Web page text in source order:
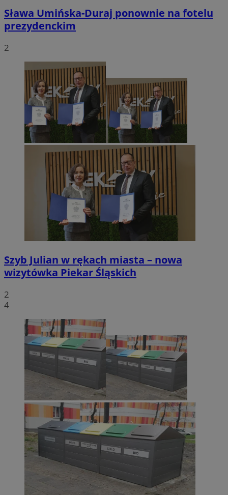
Sława Umińska-Duraj ponownie na fotelu
prezydenckim
2
Szyb Julian w rękach miasta – nowa
wizytówka Piekar Śląskich
2
4